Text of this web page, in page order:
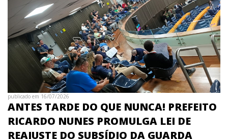
publicado em 16/07/2026
ANTES TARDE DO QUE NUNCA! PREFEITO
RICARDO NUNES PROMULGA LEI DE
REAJUSTE DO SUBSÍDIO DA GUARDA